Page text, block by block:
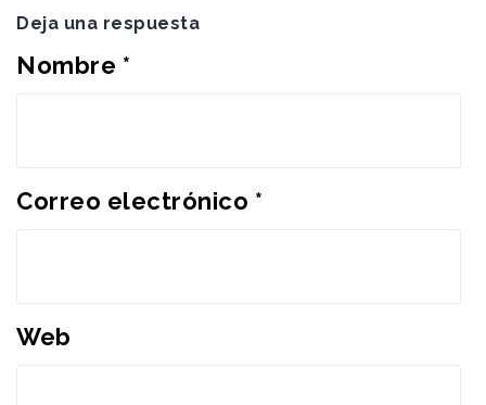
Deja una respuesta
Nombre *
Correo electrónico *
Web